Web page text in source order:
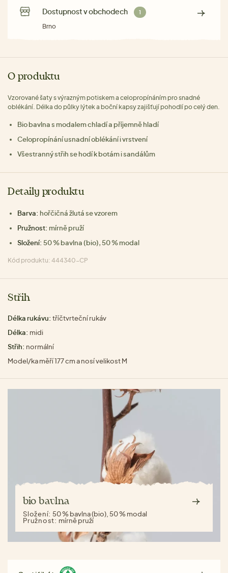
Dostupnost v obchodech 1
Brno
O produktu
Vzorované šaty s výrazným potiskem a celopropínáním pro snadné
oblékání. Délka do půlky lýtek a boční kapsy zajišťují pohodlí po celý den.
Bio bavlna s modalem chladí a příjemně hladí
Celopropínání usnadní oblékání i vrstvení
Všestranný střih se hodí k botám i sandálům
Detaily produktu
Barva: hořčičná žlutá se vzorem
Pružnost: mírně pruží
Složení: 50 % bavlna (bio), 50 % modal
Kód produktu: 444340-CP
Střih
Délka rukávu: tříčtvrteční rukáv
Délka: midi
Střih: normální
Model/ka měří 177 cm a nosí velikost M
bio bavlna
Složení: 50 % bavlna (bio), 50 % modal
Pružnost: mírně pruží